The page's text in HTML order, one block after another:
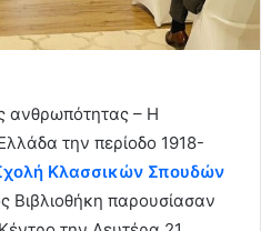
ανθρωπότητας – Η
την περίοδο 1918-
Κλασσικών Σπουδών
Βιβλιοθήκη παρουσίασαν